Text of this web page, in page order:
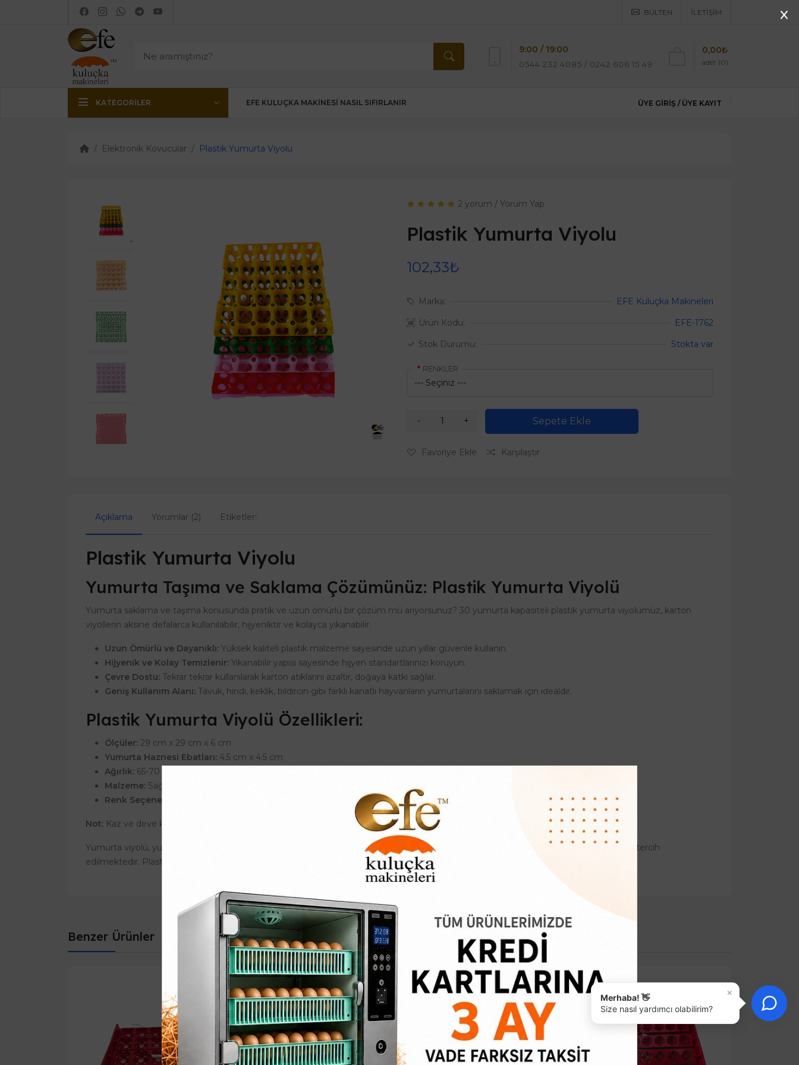
BÜLTEN İLETIŞIM
9:00 / 19:00
0544 232 4085 / 0242 606 15 49 adet (0)
0,00₺
KATEGORILER EFE KULUÇKA MAKINESI NASIL SIFIRLANIR ÜYE GIRIŞ / ÜYE KAYIT
Elektronik Kovucular Plastik Yumurta Viyolu
2 yorum / Yorum Yap
Plastik Yumurta Viyolu
102,33₺
Marka:
EFE Kuluçka Makineleri
Ürün Kodu:
EFE-1762
Stok Durumu:
Stokta var
RENKLER
Sepete Ekle
Favoriye Ekle Karşılaştır
Açıklama Yorumlar (2) Etiketler:
Plastik Yumurta Viyolu
Yumurta Taşıma ve Saklama Çözümünüz: Plastik Yumurta Viyolü
Yumurta saklama ve taşıma konusunda pratik ve uzun ömürlü bir çözüm mü arıyorsunuz? 30 yumurta kapasiteli plastik yumurta viyolümüz, karton
viyollerin aksine defalarca kullanılabilir, hijyeniktir ve kolayca yıkanabilir.
Uzun Ömürlü ve Dayanıklı: Yüksek kaliteli plastik malzeme sayesinde uzun yıllar güvenle kullanın.
Hijyenik ve Kolay Temizlenir: Yıkanabilir yapısı sayesinde hijyen standartlarınızı koruyun.
Çevre Dostu: Tekrar tekrar kullanılarak karton atıklarını azaltır, doğaya katkı sağlar.
Geniş Kullanım Alanı: Tavuk, hindi, keklik, bıldırcın gibi farklı kanatlı hayvanların yumurtalarını saklamak için idealdir.
Plastik Yumurta Viyolü Özellikleri:
Ölçüler: 29 cm x 29 cm x 6 cm
Yumurta Haznesi Ebatları: 4.5 cm x 4.5 cm
Ağırlık: 65-70 gram
Malzeme: Sağlığa zararsız, 1. sınıf ham PVC
Renk Seçenekleri:
Not: Kaz ve deve kuşu yumurtaları için uygun değildir. Kargo ücreti alıcıya aittirve ürünün ağırlığına göre değişiklik göstermektedir.
Yumurta viyolü, yumurta üreticileri ve ev kullanıcıları için ideal bir çözümdür. Uzun ömürlü yapısı ve hijyenik özellikleri sayesinde sıklıkla tercih
edilmektedir. Plastik malzeme, yumurtaların güvenli bir şekilde taşınmasını ve saklanmasını sağlar.
Benzer Ürünler
×
Merhaba! 👋
Size nasıl yardımcı olabilirim?